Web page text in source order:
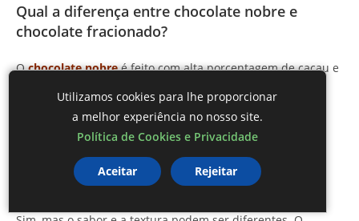
Qual a diferença entre chocolate nobre e
chocolate fracionado?
Ochocolate nobreé feito com alta porcentagem de cacau e
contém gorduras vegetais em vez de manteiga de cacau,
tornando-o mais acessível.
Posso usar chocolate fracionado em receitas
que pedem chocolate nobre?
Utilizamos cookies para lhe proporcionar
a melhor experiência no nosso site.
Política de Cookies e Privacidade
Aceitar Rejeitar